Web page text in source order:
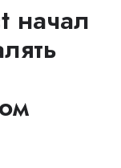
начал